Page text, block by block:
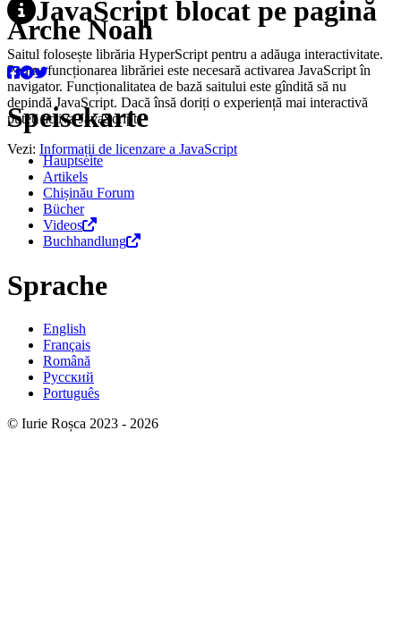
JavaScript blocat pe pagină
Saitul folosește librăria HyperScript pentru a adăuga interactivitate.
Pentru funcționarea librăriei este necesară activarea JavaScript în
navigator. Funcționalitatea de bază saitului este gîndită să nu
depindă JavaScript. Dacă însă doriți o experiență mai interactivă
puteți activa JavaScript.
Vezi: Informații de licenzare a JavaScript
Arche Noah
Speisekarte
Hauptseite
Artikels
Chișinău Forum
Bücher
Videos
Buchhandlung
Sprache
English
Français
Română
Русский
Português
© Iurie Roșca 2023 - 2026